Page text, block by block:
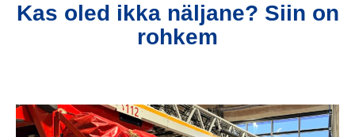
Kas oled ikka näljane? Siin on
rohkem